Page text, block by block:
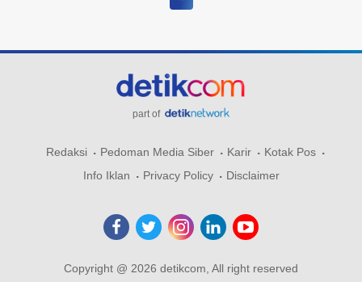
part of
Redaksi Pedoman Media Siber Karir
Kotak Pos
Info Iklan
Privacy Policy Disclaimer
Copyright @ 2026 detikcom, All right reserved